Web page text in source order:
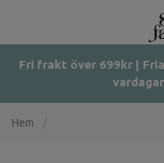
Fri frakt över 699kr |
Hem